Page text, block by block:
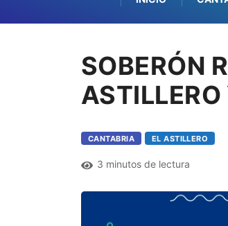
SOBERÓN
CANTABRIA EL ASTILLERO
3 minutos de lectura